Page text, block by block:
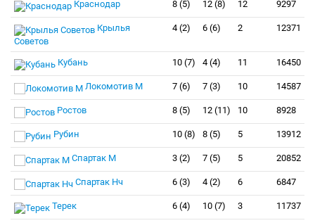
Краснодар 8 (5) 12 (8) 12 9297
Крылья
Советов
4 (2) 6 (6) 2 12371
Кубань 10 (7) 4 (4) 11 16450
Локомотив М 7 (6) 7 (3) 10 14587
Ростов 8 (5) 12 (11) 10 8928
Рубин 10 (8) 8 (5) 5 13912
Спартак М 3 (2) 7 (5) 5 20852
Спартак Нч 6 (3) 4 (2) 6 6847
Терек 6 (4) 10 (7) 3 11737